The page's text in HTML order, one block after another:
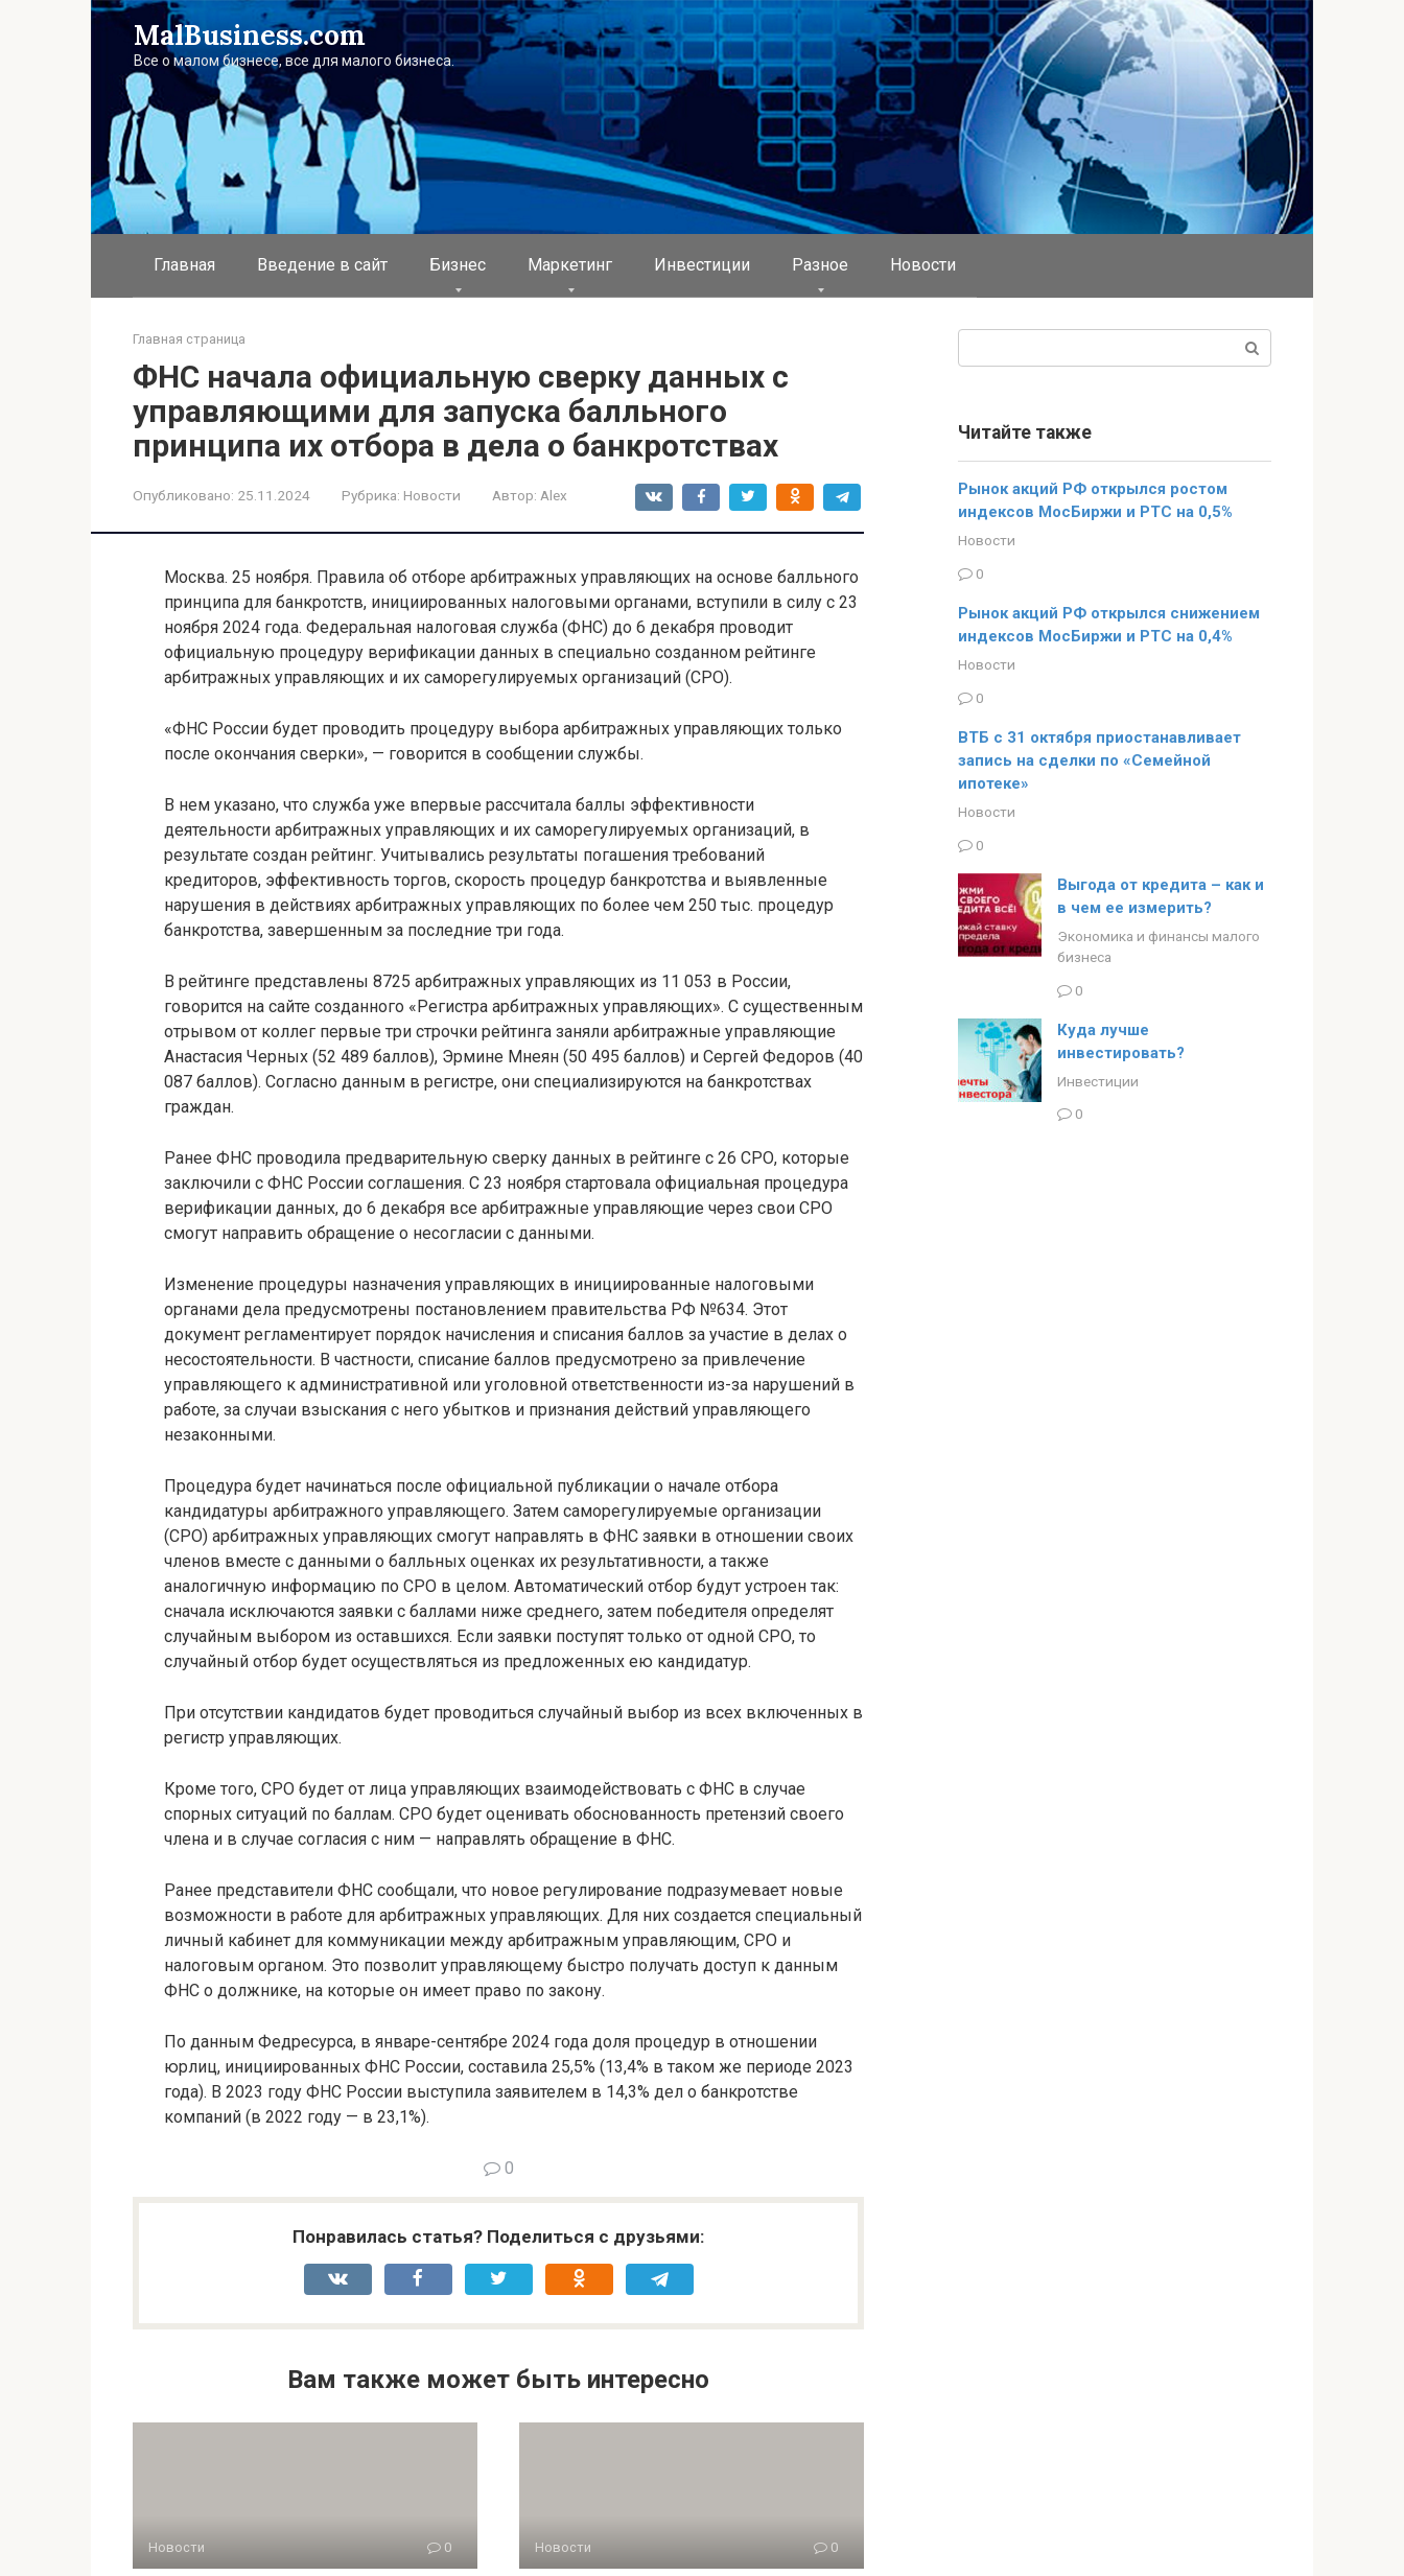
MalBusiness.com
Все о малом бизнесе, все для малого бизнеса.
Главная Введение в сайт Бизнес Маркетинг Инвестиции Разное Новости
Главная страница
ФНС начала официальную сверку данных с
управляющими для запуска балльного
принципа их отбора в дела о банкротствах
Опубликовано: 25.11.2024 Рубрика: Новости Автор: Alex
Москва. 25 ноября. Правила об отборе арбитражных управляющих на основе балльного
принципа для банкротств, инициированных налоговыми органами, вступили в силу с 23
ноября 2024 года. Федеральная налоговая служба (ФНС) до 6 декабря проводит
официальную процедуру верификации данных в специально созданном рейтинге
арбитражных управляющих и их саморегулируемых организаций (СРО).
«ФНС России будет проводить процедуру выбора арбитражных управляющих только
после окончания сверки», — говорится в сообщении службы.
В нем указано, что служба уже впервые рассчитала баллы эффективности
деятельности арбитражных управляющих и их саморегулируемых организаций, в
результате создан рейтинг. Учитывались результаты погашения требований
кредиторов, эффективность торгов, скорость процедур банкротства и выявленные
нарушения в действиях арбитражных управляющих по более чем 250 тыс. процедур
банкротства, завершенным за последние три года.
В рейтинге представлены 8725 арбитражных управляющих из 11 053 в России,
говорится на сайте созданного «Регистра арбитражных управляющих». С существенным
отрывом от коллег первые три строчки рейтинга заняли арбитражные управляющие
Анастасия Черных (52 489 баллов), Эрмине Мнеян (50 495 баллов) и Сергей Федоров (40
087 баллов). Согласно данным в регистре, они специализируются на банкротствах
граждан.
Ранее ФНС проводила предварительную сверку данных в рейтинге с 26 СРО, которые
заключили с ФНС России соглашения. С 23 ноября стартовала официальная процедура
верификации данных, до 6 декабря все арбитражные управляющие через свои СРО
смогут направить обращение о несогласии с данными.
Изменение процедуры назначения управляющих в инициированные налоговыми
органами дела предусмотрены постановлением правительства РФ №634. Этот
документ регламентирует порядок начисления и списания баллов за участие в делах о
несостоятельности. В частности, списание баллов предусмотрено за привлечение
управляющего к административной или уголовной ответственности из-за нарушений в
работе, за случаи взыскания с него убытков и признания действий управляющего
незаконными.
Процедура будет начинаться после официальной публикации о начале отбора
кандидатуры арбитражного управляющего. Затем саморегулируемые организации
(СРО) арбитражных управляющих смогут направлять в ФНС заявки в отношении своих
членов вместе с данными о балльных оценках их результативности, а также
аналогичную информацию по СРО в целом. Автоматический отбор будут устроен так:
сначала исключаются заявки с баллами ниже среднего, затем победителя определят
случайным выбором из оставшихся. Если заявки поступят только от одной СРО, то
случайный отбор будет осуществляться из предложенных ею кандидатур.
При отсутствии кандидатов будет проводиться случайный выбор из всех включенных в
регистр управляющих.
Кроме того, СРО будет от лица управляющих взаимодействовать с ФНС в случае
спорных ситуаций по баллам. СРО будет оценивать обоснованность претензий своего
члена и в случае согласия с ним — направлять обращение в ФНС.
Ранее представители ФНС сообщали, что новое регулирование подразумевает новые
возможности в работе для арбитражных управляющих. Для них создается специальный
личный кабинет для коммуникации между арбитражным управляющим, СРО и
налоговым органом. Это позволит управляющему быстро получать доступ к данным
ФНС о должнике, на которые он имеет право по закону.
По данным Федресурса, в январе-сентябре 2024 года доля процедур в отношении
юрлиц, инициированных ФНС России, составила 25,5% (13,4% в таком же периоде 2023
года). В 2023 году ФНС России выступила заявителем в 14,3% дел о банкротстве
компаний (в 2022 году — в 23,1%).
0
Понравилась статья? Поделиться с друзьями:
Вам также может быть интересно
Новости 0 Новости 0
Читайте также
Рынок акций РФ открылся ростом
индексов МосБиржи и РТС на 0,5%
Новости
0
Рынок акций РФ открылся снижением
индексов МосБиржи и РТС на 0,4%
Новости
0
ВТБ с 31 октября приостанавливает
запись на сделки по «Семейной
ипотеке»
Новости
0
Выгода от кредита – как и
в чем ее измерить?
Экономика и финансы малого
бизнеса
0
Куда лучше
инвестировать?
Инвестиции
0